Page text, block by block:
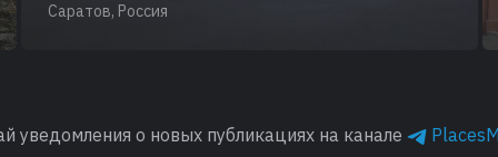
Саратов, Россия
уведомления о новых публикациях на канале